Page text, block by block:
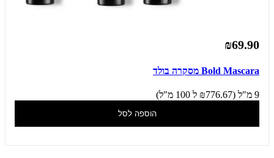
₪69.90
Bold Mascara מסקרה בולד
9 מ"ל (₪776.67 ל 100 מ"ל)
הוספה לסל